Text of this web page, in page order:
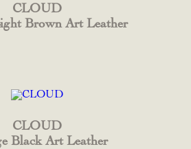
CLOUD
Brown Art Leather
CLOUD
Black Art Leather